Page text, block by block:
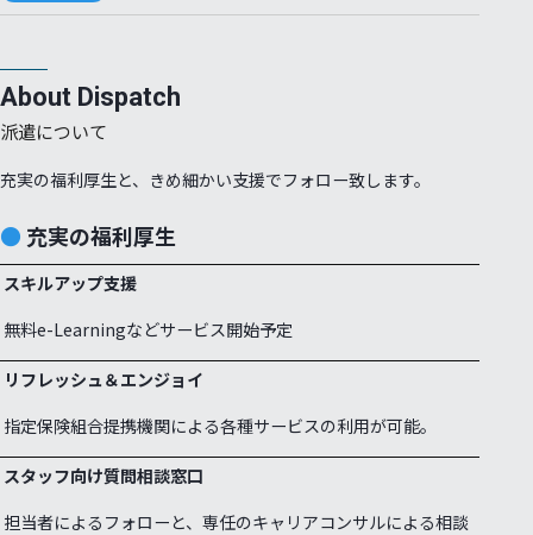
About Dispatch
派遣について
充実の福利厚生と、きめ細かい支援でフォロー致します。
充実の福利厚生
スキルアップ支援
無料e-Learningなどサービス開始予定
リフレッシュ＆エンジョイ
指定保険組合提携機関による各種サービスの利用が可能。
スタッフ向け質問相談窓口
担当者によるフォローと、専任のキャリアコンサルによる相談